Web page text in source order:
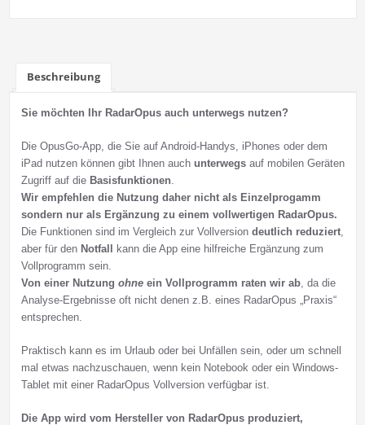
Beschreibung
Sie möchten Ihr RadarOpus auch unterwegs nutzen?
Die OpusGo-App, die Sie auf Android-Handys, iPhones oder dem
iPad nutzen können gibt Ihnen auch unterwegsauf mobilen Geräten
Zugriff auf die Basisfunktionen
Wir empfehlen die Nutzung daher nicht als Einzelprogamm
sondern nur als Ergänzung zu einem vollwertigen RadarOpus.
Die Funktionen sind im Vergleich zur Vollversion deutlich reduziert,
aber für den Notfall
kann die App eine hilfreiche Ergänzung zum
Vollprogramm sein.
Von einer Nutzung ohneein Vollprogramm raten wir ab, da die
Analyse-Ergebnisse oft nicht denen z.B. eines RadarOpus „Praxis“
entsprechen.
Praktisch kann es im Urlaub oder bei Unfällen sein, oder um schnell
mal etwas nachzuschauen, wenn kein Notebook oder ein Windows-
Tablet mit einer RadarOpus Vollversion verfügbar ist.
Die App wird vom Hersteller von RadarOpus produziert,